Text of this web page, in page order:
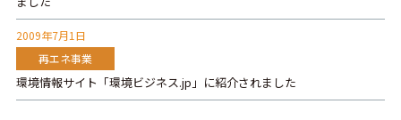
2009年7月1日
再エネ事業
環境情報サイト「環境ビジネス.jp」に紹介されました